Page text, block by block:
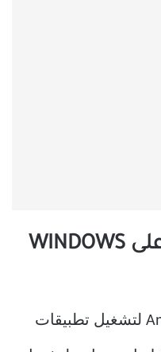
تثبيت Google Maps على WINDOWS
BlueStacks هو محاكي Android لتشغيل تطبيقات